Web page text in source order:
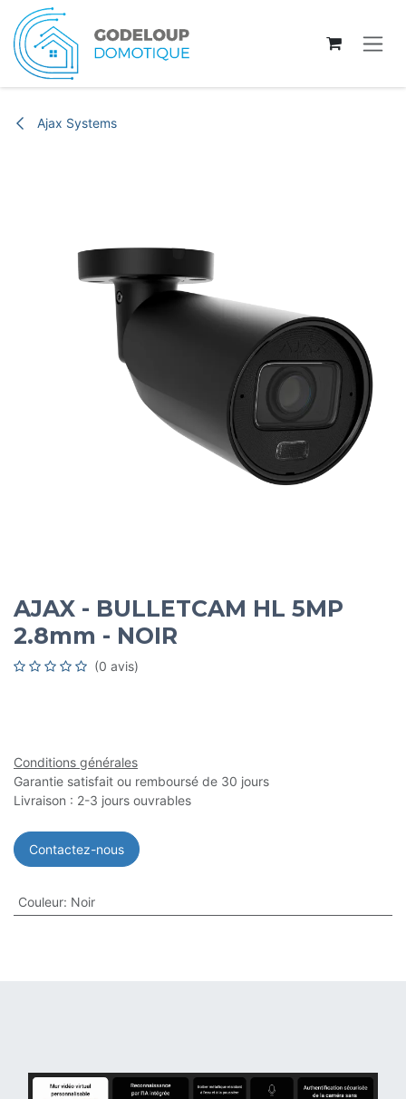
Se rendre au contenu
Ajax Systems
AJAX - BULLETCAM HL 5MP
2.8mm - NOIR
(0 avis)
Conditions générales
Garantie satisfait ou remboursé de 30 jours
Livraison : 2-3 jours ouvrables
Contactez-nous
Couleur: Noir